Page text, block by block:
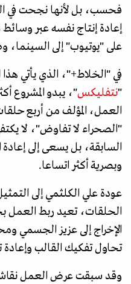
فحسب، بل لأنها نجحت في
إعادة إنتاج نفسه عبر
على "يوتيوب" إلى السينما،
في "الخلاط+"، الذي يأتي
"نتفليكس"، يبدو المشروع
العمل، المؤلف من أربع
"الصحراء لا تفاوض"، لا
السابقة، بل يسعى إلى
وبصرية أكثر اتساعا.
عودة علي الكلثمي إلى
الحلقات، تعيد ربط العمل
الإخراج إلى عزيز الجسمي
تحاول تفكيك القالب وإعادة
وقد سبقت عرض العمل